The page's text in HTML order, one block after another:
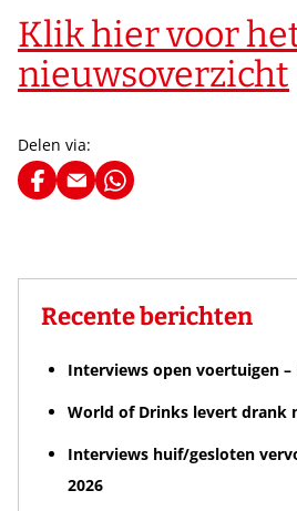
Klik hier voor
nieuwsoverzicht
Delen via:
Recente berichten
Interviews open voertuigen –
World of Drinks levert drank
Interviews huif/gesloten
2026